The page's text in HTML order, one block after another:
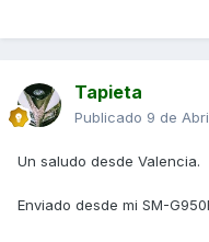
Tapieta
Publicado 9 de
Un saludo desde Valencia.
Enviado desde mi SM-